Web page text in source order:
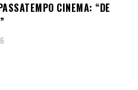
CINEMA: “DE